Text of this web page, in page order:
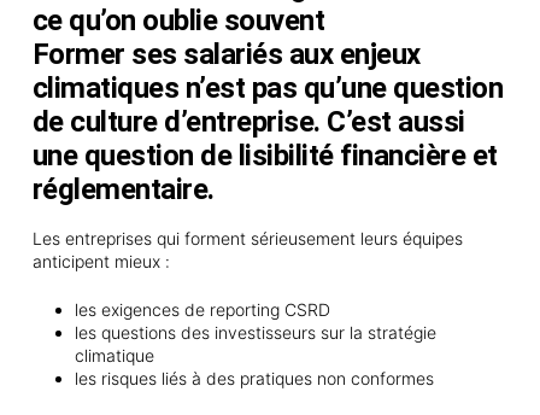
ce qu’on oublie souvent
Former ses salariés aux enjeux
climatiques n’est pas qu’une question
de culture d’entreprise. C’est aussi
une question de lisibilité financière et
réglementaire.
Les entreprises qui forment sérieusement leurs équipes
anticipent mieux :
les exigences de reporting CSRD
les questions des investisseurs sur la stratégie
climatique
les risques liés à des pratiques non conformes